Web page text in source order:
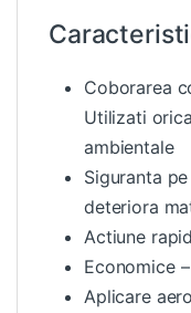
Coborarea
Utilizati
ambientale
Siguranta
deteriora
Actiune
Economice
Aplicare